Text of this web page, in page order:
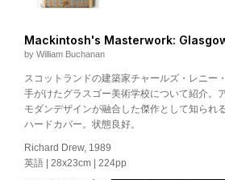
Mackintosh's Masterwork:
by William Buchanan
スコットランドの建築家チャールズ・レニー
手がけたグラスゴー美術学校について紹介。
モダンデザインが融合した傑作として知られる
ハードカバー。状態良好。
Richard Drew, 1989
英語 | 28x23cm | 224pp